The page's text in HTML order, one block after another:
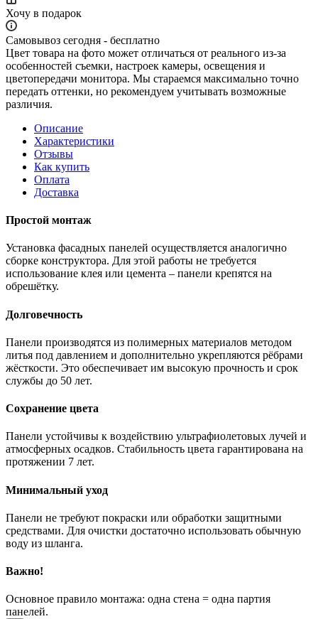
Хочу в подарок
Самовывоз сегодня - бесплатно
Цвет товара на фото может отличаться от реального из-за
особенностей съемки, настроек камеры, освещения и
цветопередачи монитора. Мы стараемся максимально точно
передать оттенки, но рекомендуем учитывать возможные
различия.
Описание
Характеристики
Отзывы
Как купить
Оплата
Доставка
Простой монтаж
Установка фасадных панелей осуществляется аналогично
сборке конструктора. Для этой работы не требуется
использование клея или цемента – панели крепятся на
обрешётку.
Долговечность
Панели производятся из полимерных материалов методом
литья под давлением и дополнительно укрепляются рёбрами
жёсткости. Это обеспечивает им высокую прочность и срок
службы до 50 лет.
Сохранение цвета
Панели устойчивы к воздействию ультрафиолетовых лучей и
атмосферных осадков. Стабильность цвета гарантирована на
протяжении 7 лет.
Минимальный уход
Панели не требуют покраски или обработки защитными
средствами. Для очистки достаточно использовать обычную
воду из шланга.
Важно!
Основное правило монтажа: одна стена = одна партия
панелей.